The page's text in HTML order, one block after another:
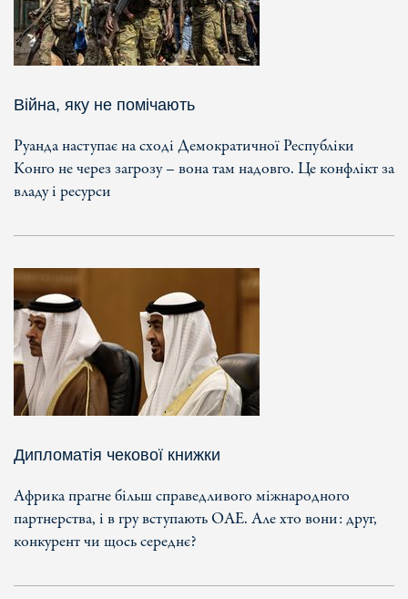
Війна, яку не помічають
Руанда наступає на сході Демократичної Республіки
Конго не через загрозу – вона там надовго. Це конфлікт за
владу і ресурси
Дипломатія чекової книжки
Африка прагне більш справедливого міжнародного
партнерства, і в гру вступають ОАЕ. Але хто вони: друг,
конкурент чи щось середнє?